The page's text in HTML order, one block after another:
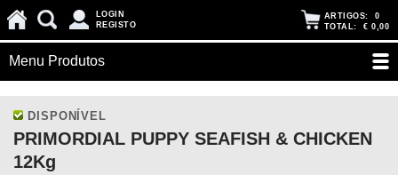
LOGIN
REGISTO
ARTIGOS: 0
TOTAL: € 0,00
Menu Produtos
DISPONÍVEL
PRIMORDIAL PUPPY SEAFISH & CHICKEN
12Kg